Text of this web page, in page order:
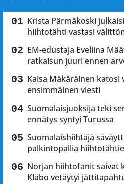
Krista Pärmäkoski
hiihtotähti vastasi
EM-edustaja Eveliina
ratkaisun juuri ennen
Kaisa Mäkäräinen katosi
ensimmäinen viesti
Suomalaisjuoksija teki
ennätys syntyi Turussa
Suomalaishiihtäjä
palkintopallia
Norjan hiihtofanit saivat
Kläbo vetäytyi